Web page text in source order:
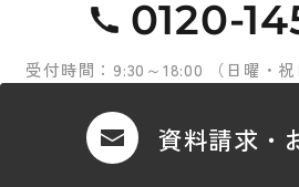
0120-
受付時間：9:30～18:00 （日曜・祝
資料請求・